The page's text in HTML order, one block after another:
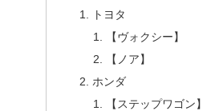
トヨタ
【ヴォクシー】
【ノア】
ホンダ
【ステップワゴン】